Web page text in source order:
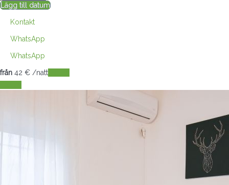
Lägg till datum
Kontakt
WhatsApp
WhatsApp
från 42 € /natt